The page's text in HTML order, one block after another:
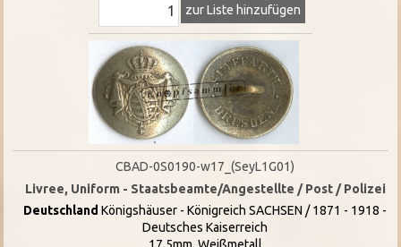
zur Liste hinzufügen
CBAD-0S0190-w17_(SeyL1G01)
Livree, Uniform - Staatsbeamte/Angestellte / Post / Polizei
Deutschland Königshäuser - Königreich SACHSEN / 1871 - 1918 -
Deutsches Kaiserreich
17.5mm, Weißmetall